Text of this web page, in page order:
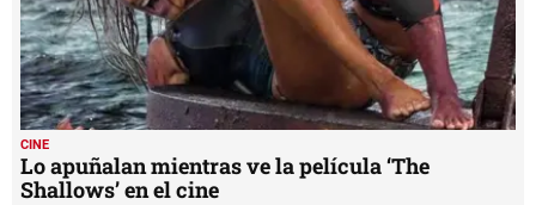
CINE
Lo apuñalan mientras ve la película ‘The
Shallows’ en el cine